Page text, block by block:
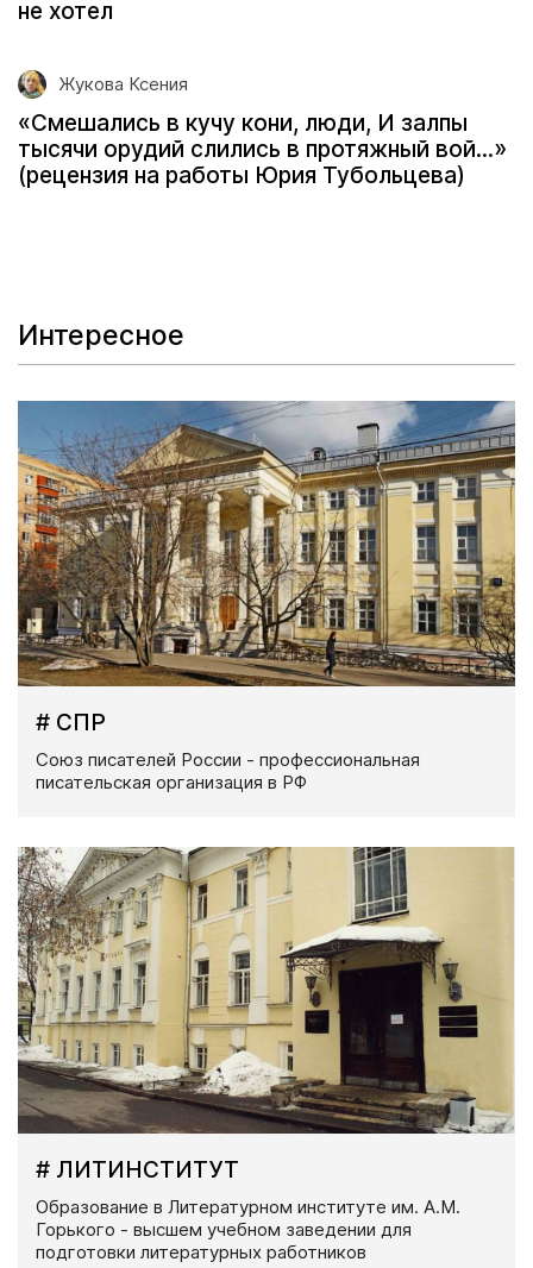
не хотел
Жукова Ксения
«Смешались в кучу кони, люди, И залпы
тысячи орудий слились в протяжный вой...»
(рецензия на работы Юрия Тубольцева)
Интересное
# СПР
Союз писателей России - профессиональная
писательская организация в РФ
# ЛИТИНСТИТУТ
Образование в Литературном институте им. А.М.
Горького - высшем учебном заведении для
подготовки литературных работников